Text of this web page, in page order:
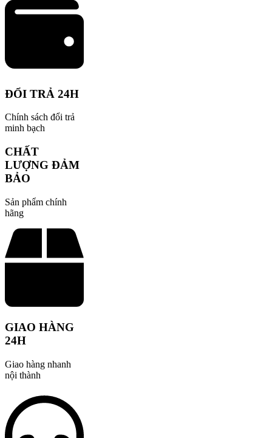
ĐỔI TRẢ 24H
Chính sách đổi trả
minh bạch
CHẤT
LƯỢNG ĐẢM
BẢO
Sản phẩm chính
hãng
GIAO HÀNG
24H
Giao hàng nhanh
nội thành